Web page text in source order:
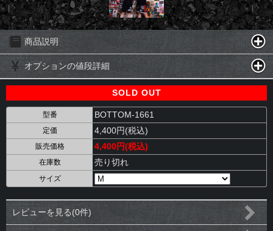
商品説明
オプションの値段詳細
SOLD OUT
型番 BOTTOM-1661
定価 4,400円(税込)
販売価格 4,400円(税込)
在庫数 売り切れ
サイズ
レビューを見る(0件)